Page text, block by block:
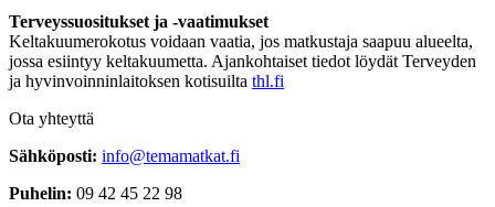
Terveyssuositukset ja -vaatimukset
Keltakuumerokotus voidaan vaatia, jos matkustaja saapuu alueelta,
jossa esiintyy keltakuumetta. Ajankohtaiset tiedot löydät Terveyden
ja hyvinvoinninlaitoksen kotisuilta thl.fi
Ota yhteyttä
Sähköposti: info@temamatkat.fi
Puhelin: 09 42 45 22 98